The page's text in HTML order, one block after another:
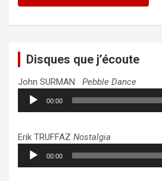
Disques que j’écoute
John SURMAN Pebble Dance
Lecteur
audio
00:00
Erik TRUFFAZ Nostalgia
Lecteur
audio
00:00